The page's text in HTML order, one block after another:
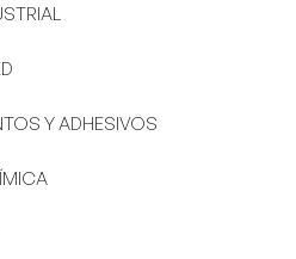
Y ADHESIVOS